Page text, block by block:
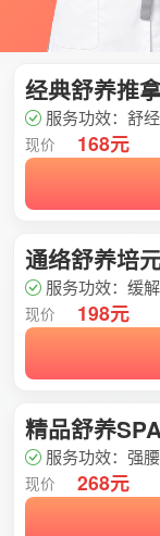
经典舒养推
服务功效：舒
现价 168元
通络舒养培
服务功效：缓
现价 198元
精品舒养
服务功效：强
现价 268元